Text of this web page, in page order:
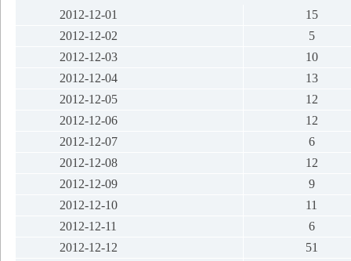
2012-12-01
15
2012-12-02
5
2012-12-03
10
2012-12-04
13
2012-12-05
12
2012-12-06
12
2012-12-07
6
2012-12-08
12
2012-12-09
9
2012-12-10
11
2012-12-11
6
2012-12-12
51